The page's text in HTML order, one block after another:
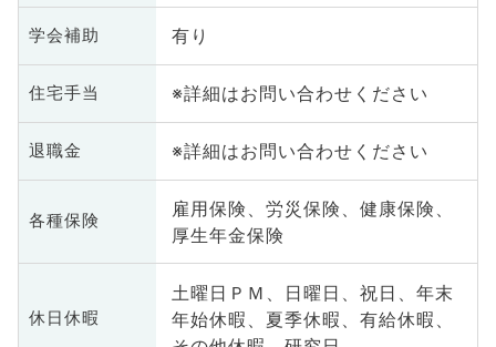
学会補助 有り
住宅手当 ※詳細はお問い合わせください
退職金 ※詳細はお問い合わせください
各種保険
雇用保険、労災保険、健康保険、
厚生年金保険
休日休暇
土曜日ＰＭ、日曜日、祝日、年末
年始休暇、夏季休暇、有給休暇、